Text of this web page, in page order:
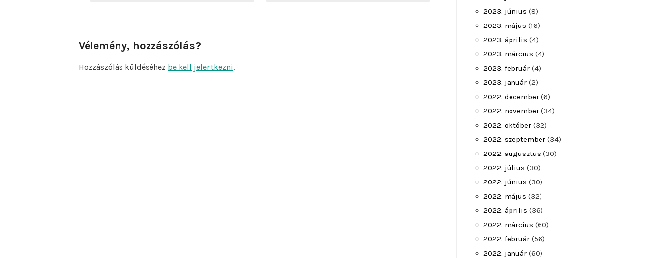
Vélemény, hozzászólás?
Hozzászólás küldéséhez be kell jelentkezni.
2023. június (8)
2023. május (16)
2023. április (4)
2023. március (4)
2023. február (4)
2023. január (2)
2022. december (6)
2022. november (34)
2022. október (32)
2022. szeptember (34)
2022. augusztus (30)
2022. július (30)
2022. június (30)
2022. május (32)
2022. április (36)
2022. március (60)
2022. február (56)
2022. január (60)